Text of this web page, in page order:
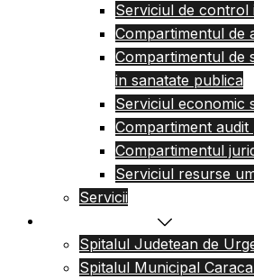
Serviciul de control
Compartimentul de
Compartimentul de
in sanatate publica
Serviciul economic
Compartiment
Compartimentul
Serviciul resurse
Servicii
Spitalul Judetean de
Spitalul Municipal